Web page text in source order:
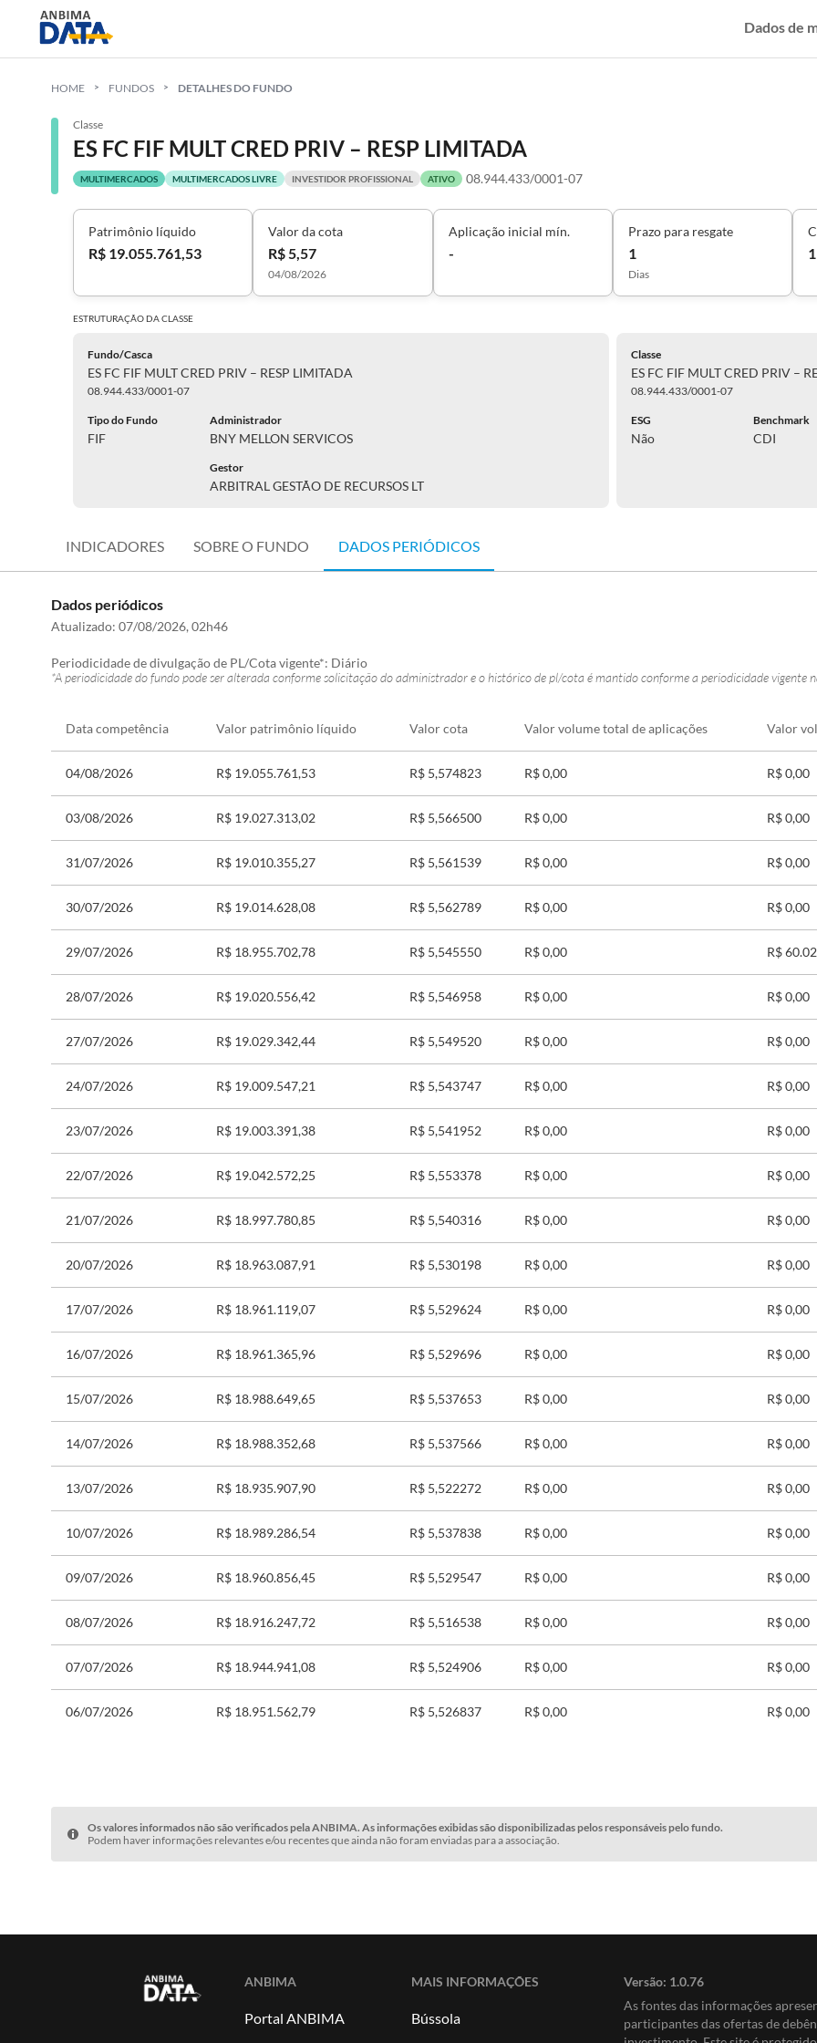
Dados de
HOME FUNDOS DETALHES DO FUNDO
Classe
ES FC FIF MULT CRED PRIV – RESP LIMITADA
MULTIMERCADOS MULTIMERCADOS LIVRE INVESTIDOR PROFISSIONAL ATIVO 08.944.433/0001-07
Patrimônio líquido
R$ 19.055.761,53
Valor da cota
R$ 5,57
04/08/2026
Aplicação inicial mín.
-
Prazo para resgate
1
Dias
1
ESTRUTURAÇÃO DACLASSE
Fundo/Casca
ES FC FIF MULT CRED PRIV – RESP LIMITADA
08.944.433/0001-07
Tipo do Fundo
FIF
Administrador
BNY MELLON SERVICOS
Gestor
ARBITRAL GESTÃO DE RECURSOS LT
Classe
ES FC FIF MULT CRED PRIV –
08.944.433/0001-07
ESG
Não
Benchmark
CDI
INDICADORES SOBRE O FUNDO DADOS PERIÓDICOS
Dados periódicos
Atualizado: 07/08/2026, 02h46
Periodicidade de divulgação de PL/Cota vigente*: Diário
*A periodicidade do fundo pode ser alterada conforme solicitação do administrador e o histórico de pl/cota é mantido conforme a periodicidade vigente
Data competência Valor patrimônio líquido Valor cota Valor volume total de aplicações Valor
04/08/2026 R$ 19.055.761,53 R$ 5,574823 R$ 0,00 R$ 0,00
03/08/2026 R$ 19.027.313,02 R$ 5,566500 R$ 0,00 R$ 0,00
31/07/2026 R$ 19.010.355,27 R$ 5,561539 R$ 0,00 R$ 0,00
30/07/2026 R$ 19.014.628,08 R$ 5,562789 R$ 0,00 R$ 0,00
29/07/2026 R$ 18.955.702,78 R$ 5,545550 R$ 0,00 R$
28/07/2026 R$ 19.020.556,42 R$ 5,546958 R$ 0,00 R$ 0,00
27/07/2026 R$ 19.029.342,44 R$ 5,549520 R$ 0,00 R$ 0,00
24/07/2026 R$ 19.009.547,21 R$ 5,543747 R$ 0,00 R$ 0,00
23/07/2026 R$ 19.003.391,38 R$ 5,541952 R$ 0,00 R$ 0,00
22/07/2026 R$ 19.042.572,25 R$ 5,553378 R$ 0,00 R$ 0,00
21/07/2026 R$ 18.997.780,85 R$ 5,540316 R$ 0,00 R$ 0,00
20/07/2026 R$ 18.963.087,91 R$ 5,530198 R$ 0,00 R$ 0,00
17/07/2026 R$ 18.961.119,07 R$ 5,529624 R$ 0,00 R$ 0,00
16/07/2026 R$ 18.961.365,96 R$ 5,529696 R$ 0,00 R$ 0,00
15/07/2026 R$ 18.988.649,65 R$ 5,537653 R$ 0,00 R$ 0,00
14/07/2026 R$ 18.988.352,68 R$ 5,537566 R$ 0,00 R$ 0,00
13/07/2026 R$ 18.935.907,90 R$ 5,522272 R$ 0,00 R$ 0,00
10/07/2026 R$ 18.989.286,54 R$ 5,537838 R$ 0,00 R$ 0,00
09/07/2026 R$ 18.960.856,45 R$ 5,529547 R$ 0,00 R$ 0,00
08/07/2026 R$ 18.916.247,72 R$ 5,516538 R$ 0,00 R$ 0,00
07/07/2026 R$ 18.944.941,08 R$ 5,524906 R$ 0,00 R$ 0,00
06/07/2026 R$ 18.951.562,79 R$ 5,526837 R$ 0,00 R$ 0,00
Os valores informados não são verificados pela ANBIMA. As informações exibidas são disponibilizadas pelos responsáveis pelo fundo.
Podem haver informações relevantes e/ou recentes que ainda não foram enviadas para a associação.
ANBIMA
Portal ANBIMA
MAIS INFORMAÇÕES
Bússola
Versão: 1.0.76
As fontes das informações
participantes das ofertas de